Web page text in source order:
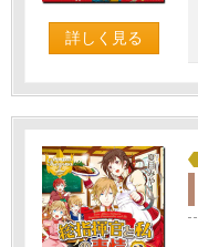
詳しく見る